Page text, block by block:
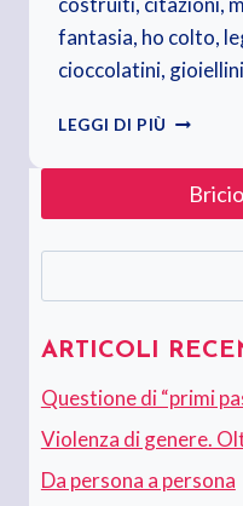
fantasia, ho colto,
cioccolatini,
LEGGI DI PIÙ
SAN
ARTICOLI
Questione di “primi
Violenza di genere.
Da persona a persona